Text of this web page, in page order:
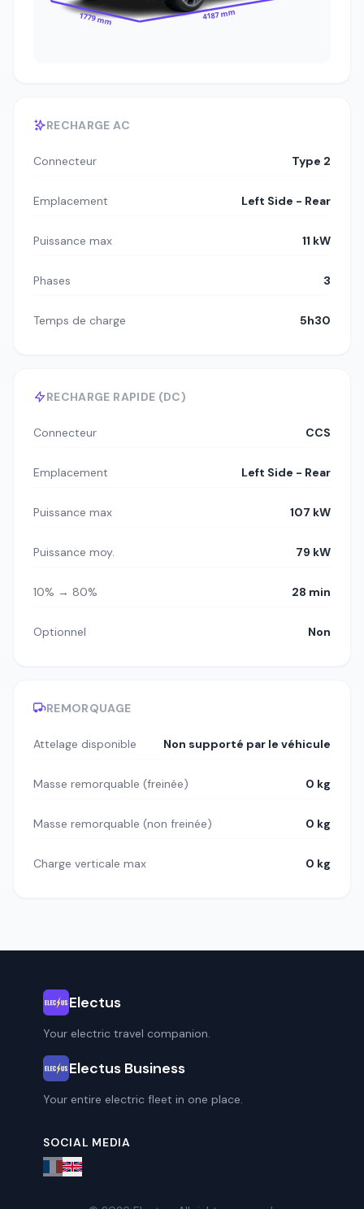
1779 mm 4187 mm
RECHARGE AC
Connecteur Type 2
Emplacement Left Side - Rear
Puissance max 11 kW
Phases 3
Temps de charge 5h30
RECHARGE RAPIDE (DC)
Connecteur CCS
Emplacement Left Side - Rear
Puissance max 107 kW
Puissance moy. 79 kW
10% → 80% 28 min
Optionnel Non
REMORQUAGE
Attelage disponible Non supporté par le véhicule
Masse remorquable (freinée) 0 kg
Masse remorquable (non freinée) 0 kg
Charge verticale max 0 kg
Electus
Your electric travel companion.
Electus Business
Your entire electric fleet in one place.
SOCIAL MEDIA